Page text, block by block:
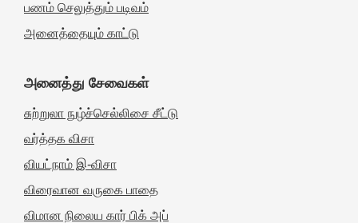
பணம் செலுத்தும் படிவம்
அனைத்தையும் காட்டு
அனைத்து சேவைகள்
சுற்றுலா நுழ்ச்செல்லிசை சீட்டு
வர்த்தக விசா
வியட்நாம் இ-விசா
விரைவான வருகை பாதை
விமான நிலைய கார் பிக் அப்